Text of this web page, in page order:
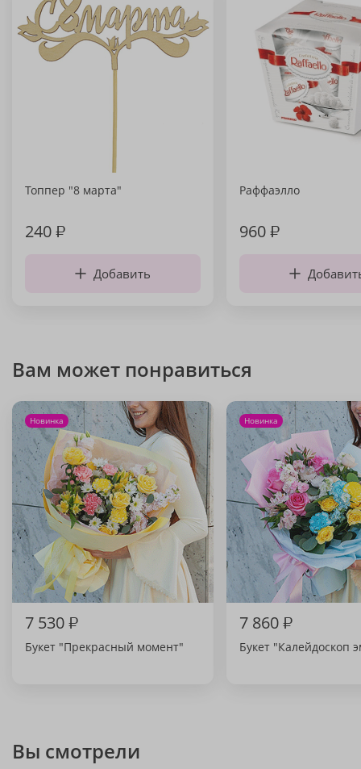
Топпер "8 марта"
240₽
Добавить
Раффаэлло
960₽
Вам может понравиться
Новинка
7 530₽
Букет "Прекрасный момент"
Новинка
7 860₽
Букет "Калейдоскоп
Вы смотрели